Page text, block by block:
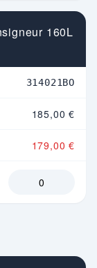
160L
314021BO
185,00 €
179,00 €